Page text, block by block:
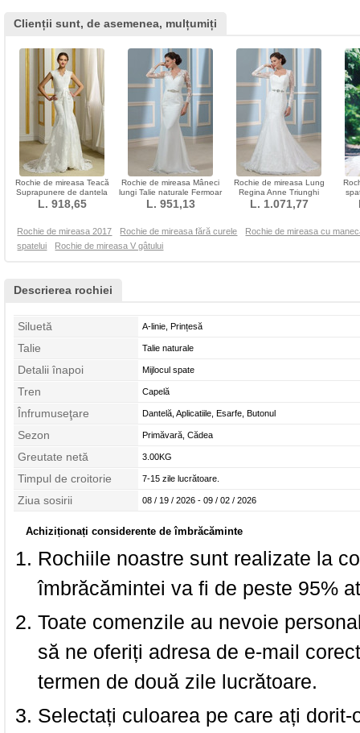
Clienții sunt, de asemenea, mulțumiți
Rochie de mireasa Teacă
Suprapunere de dantela
Talie naturale
L. 918,65
Rochie de mireasa Mâneci
lungi Talie naturale Fermoar
Sirenă
L. 951,13
Rochie de mireasa Lung
Regina Anne Triunghi
inversat Talie naturale
L. 1.071,77
Rochie de mireasa 2017 Rochie de mireasa fără curele
Rochie de mireasa cu
spatelui
Rochie de mireasa V gâtului
Descrierea rochiei
Siluetă A-linie, Prințesă
Talie Talie naturale
Detalii înapoi Mijlocul spate
Tren Capelă
Înfrumuseţare Dantelă, Aplicatiile, Esarfe, Butonul
Sezon Primăvară, Cădea
Greutate netă 3.00KG
Timpul de croitorie 7-15 zile lucrătoare.
Ziua sosirii 08 / 19 / 2026 - 09 / 02 / 2026
Achiziționați considerente de îmbrăcăminte
Rochiile noastre sunt realizate la
îmbrăcămintei va fi de peste 95%
Toate comenzile au nevoie
să ne oferiți adresa de e-mail
termen de două zile lucrătoare.
Selectați culoarea pe care ați